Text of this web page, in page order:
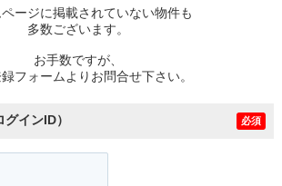
ージに掲載されていない物件も
多数ございます。
お手数ですが、
フォームよりお問合せ下さい。
インID） 必須